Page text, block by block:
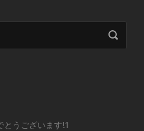
とうございます!1